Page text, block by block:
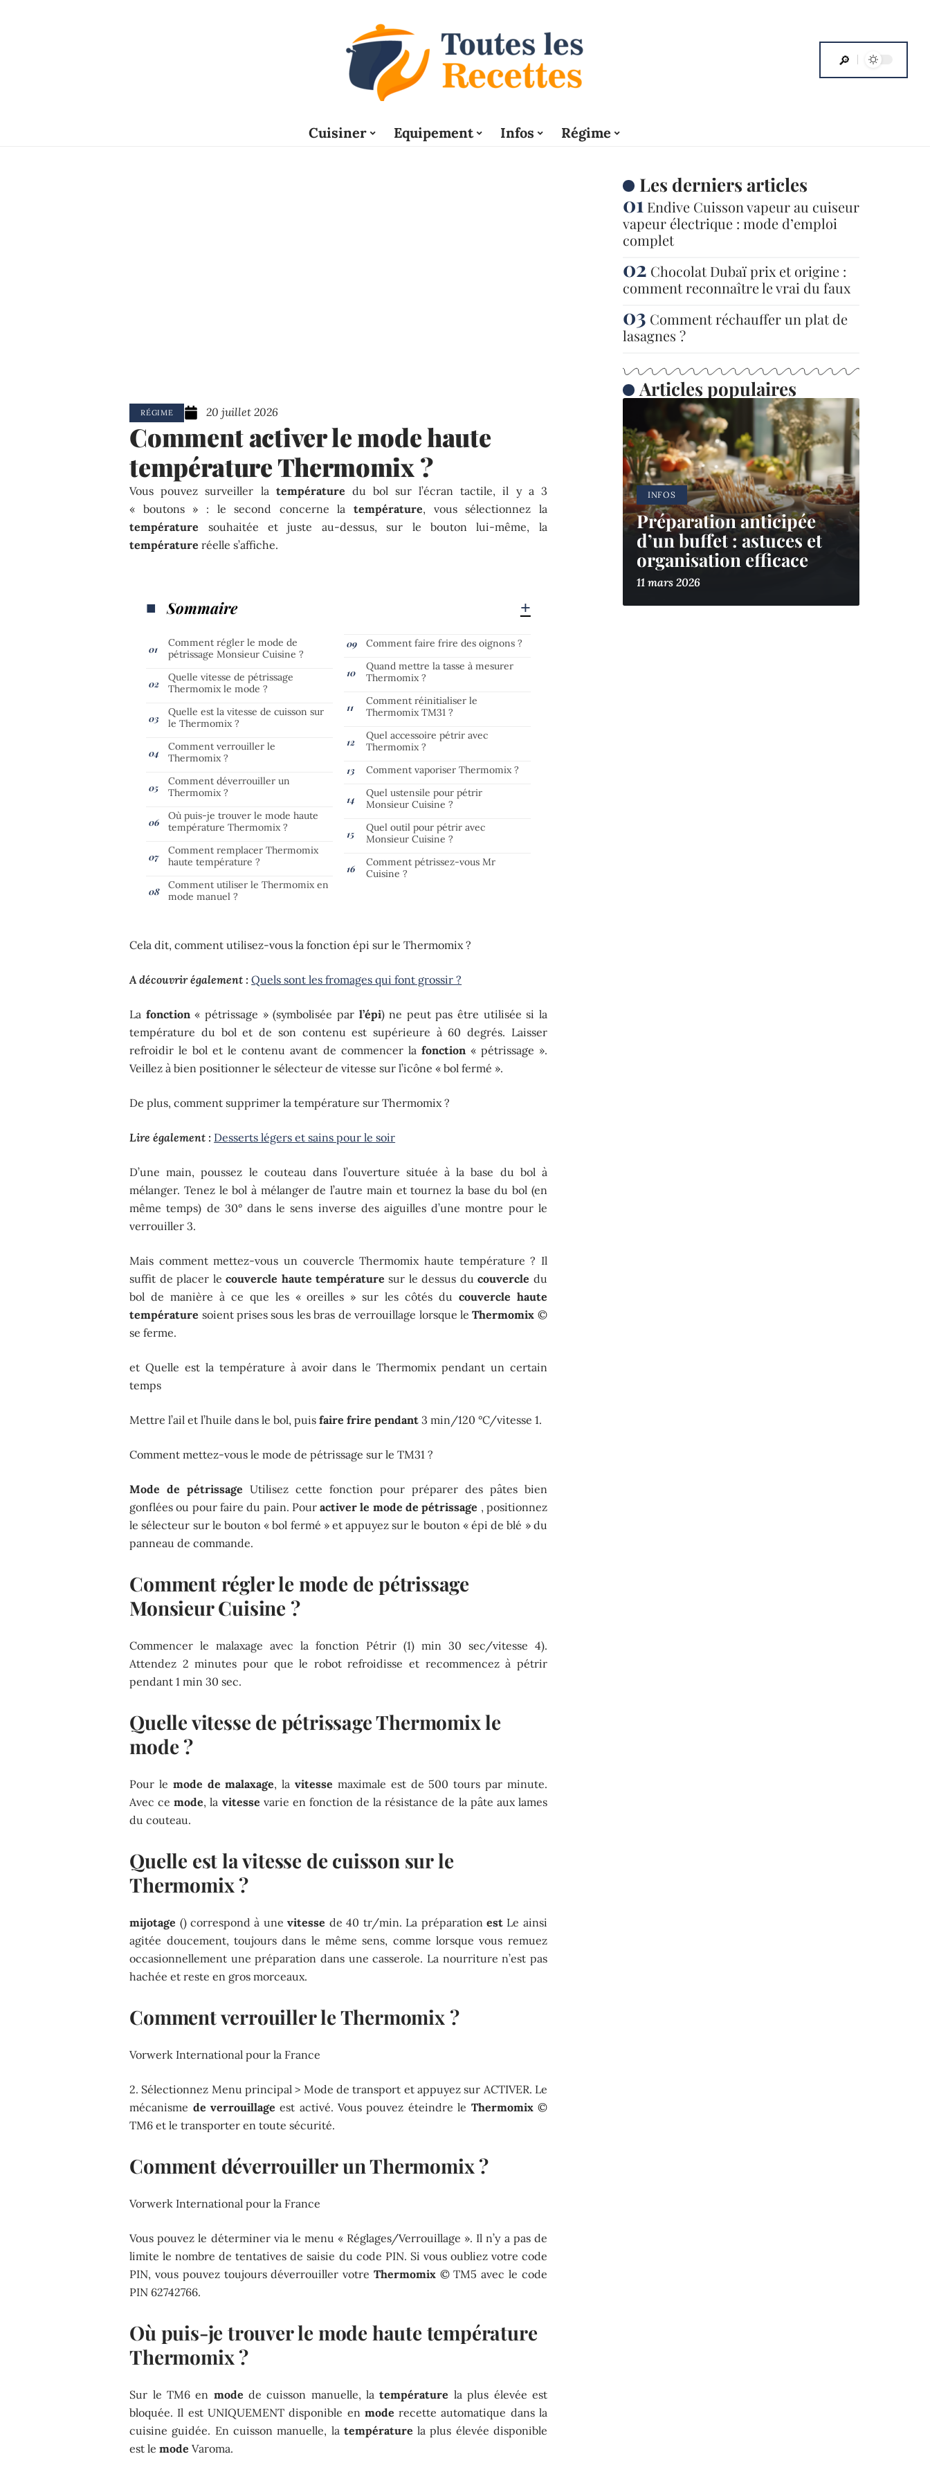
Cuisiner Equipement Infos Régime
RÉGIME 20 juillet 2026
Comment activer le mode haute
température Thermomix ?
Vous pouvez surveiller la température du bol sur l’écran tactile, il y a 3
« boutons » : le second concerne latempérature, vous sélectionnez la
température souhaitée et juste au-dessus, sur le bouton lui-même, la
température réelle s’affiche.
Sommaire
Comment régler le mode de
pétrissage Monsieur Cuisine ?
Quelle vitesse de pétrissage
Thermomix le mode ?
Quelle est la vitesse de cuisson sur
le Thermomix ?
Comment verrouiller le
Thermomix ?
Comment déverrouiller un
Thermomix ?
Où puis-je trouver le mode haute
température Thermomix ?
Comment remplacer Thermomix
haute température ?
Comment utiliser le Thermomix en
mode manuel ?
Comment faire frire des oignons ?
Quand mettre la tasse à mesurer
Thermomix ?
Comment réinitialiser le
Thermomix TM31 ?
Quel accessoire pétrir avec
Thermomix ?
Comment vaporiser Thermomix ?
Quel ustensile pour pétrir
Monsieur Cuisine ?
Quel outil pour pétrir avec
Monsieur Cuisine ?
Comment pétrissez-vous Mr
Cuisine ?
Cela dit, comment utilisez-vous la fonction épi sur le Thermomix ?
A découvrir également : Quels sont les fromages qui font grossir ?
La fonction« pétrissage » (symbolisée par l’épi) ne peut pas être utilisée si la
température du bol et de son contenu est supérieure à 60 degrés. Laisser
refroidir le bol et le contenu avant de commencer la fonction« pétrissage ».
Veillez à bien positionner le sélecteur de vitesse sur l’icône « bol fermé ».
De plus, comment supprimer la température sur Thermomix ?
Lire également : Desserts légers et sains pour le soir
D’une main, poussez le couteau dans l’ouverture située à la base du bol à
mélanger. Tenez le bol à mélanger de l’autre main et tournez la base du bol (en
même temps) de 30° dans le sens inverse des aiguilles d’une montre pour le
verrouiller 3.
Mais comment mettez-vous un couvercle Thermomix haute température ? Il
suffit de placer lecouvercle haute température sur le dessus ducouvercle du
bol de manière à ce que les « oreilles » sur les côtés du couvercle haute
température soient prises sous les bras de verrouillage lorsque leThermomix ©
se ferme.
et Quelle est la température à avoir dans le Thermomix pendant un certain
temps
Mettre l’ail et l’huile dans le bol, puisfaire frire pendant 3 min/120 °C/vitesse 1.
Comment mettez-vous le mode de pétrissage sur le TM31 ?
Mode de pétrissage Utilisez cette fonction pour préparer des pâtes bien
gonflées ou pour faire du pain. Pouractiver le mode de pétrissage , positionnez
le sélecteur sur le bouton « bol fermé » et appuyez sur le bouton « épi de blé » du
panneau de commande.
Comment régler le mode de pétrissage
Monsieur Cuisine ?
Commencer le malaxage avec la fonction Pétrir (1) min 30 sec/vitesse 4).
Attendez 2 minutes pour que le robot refroidisse et recommencez à pétrir
pendant 1 min 30 sec.
Quelle vitesse de pétrissage Thermomix le
mode ?
Pour le mode de malaxage, lavitesse maximale est de 500 tours par minute.
Avec cemode, la vitesse varie en fonction de la résistance de la pâte aux lames
du couteau.
Quelle est la vitesse de cuisson sur le
Thermomix ?
mijotage () correspond à unevitesse de 40 tr/min. La préparation estLe ainsi
agitée doucement, toujours dans le même sens, comme lorsque vous remuez
occasionnellement une préparation dans une casserole. La nourriture n’est pas
hachée et reste en gros morceaux.
Comment verrouiller le Thermomix ?
Vorwerk International pour la France
2. Sélectionnez Menu principal > Mode de transport et appuyez sur ACTIVER. Le
mécanisme de verrouillage est activé. Vous pouvez éteindre le Thermomix ©
TM6 et le transporter en toute sécurité.
Comment déverrouiller un Thermomix ?
Vorwerk International pour la France
Vous pouvez le déterminer via le menu « Réglages/Verrouillage ». Il n’y a pas de
limite le nombre de tentatives de saisie du code PIN. Si vous oubliez votre code
PIN, vous pouvez toujours déverrouiller votre Thermomix © TM5 avec le code
PIN 62742766.
Où puis-je trouver le mode haute température
Thermomix ?
Sur le TM6 en mode de cuisson manuelle, latempérature la plus élevée est
bloquée. Il est UNIQUEMENT disponible en mode recette automatique dans la
cuisine guidée. En cuisson manuelle, la température la plus élevée disponible
est lemode Varoma.
Les derniers articles
Endive Cuisson vapeur au cuiseur
vapeur électrique : mode d’emploi
complet
Chocolat Dubaï prix et origine :
comment reconnaître le vrai du faux
Comment réchauffer un plat de
lasagnes ?
Articles populaires
INFOS
Préparation anticipée
d’un buffet : astuces et
organisation efficace
11 mars 2026